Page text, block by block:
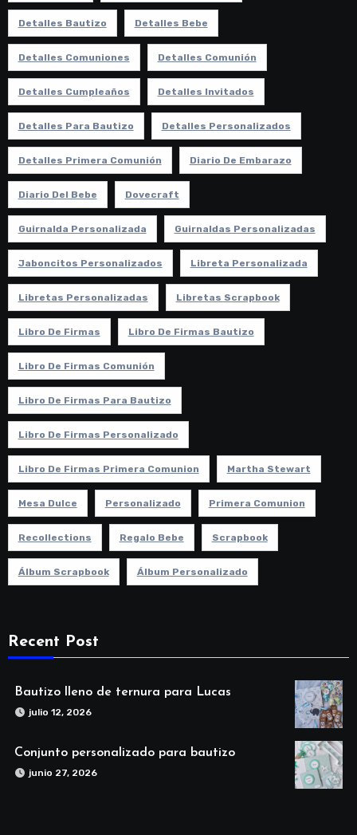
Detalles Bautizo Detalles Bebe
Detalles Comuniones Detalles Comunión
Detalles Cumpleaños Detalles Invitados
Detalles Para Bautizo Detalles Personalizados
Detalles Primera Comunión Diario De Embarazo
Diario Del Bebe Dovecraft
Guirnalda Personalizada Guirnaldas Personalizadas
Jaboncitos Personalizados Libreta Personalizada
Libretas Personalizadas Libretas Scrapbook
Libro De Firmas Libro De Firmas Bautizo
Libro De Firmas Comunión
Libro De Firmas Para Bautizo
Libro De Firmas Personalizado
Libro De Firmas Primera Comunion Martha Stewart
Mesa Dulce Personalizado Primera Comunion
Recollections Regalo Bebe Scrapbook
Álbum Scrapbook Álbum Personalizado
Recent Post
Bautizo lleno de ternura para Lucas
julio 12, 2026
Conjunto personalizado para bautizo
junio 27, 2026